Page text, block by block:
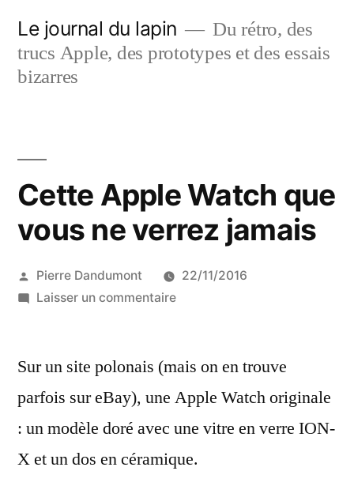
contenu
Le journal du lapin
Du rétro, des
trucs Apple, des prototypes et des essais
bizarres
Cette Apple Watch que
vous ne verrez jamais
Publié
par
Pierre Dandumont
22/11/2016
Laisser un commentairesur
Watch
vous
ne
jamais
Sur un site polonais (mais on en trouve
parfois sur eBay), une Apple Watch originale
: un modèle doré avec une vitre en verre ION-
X et un dos en céramique.